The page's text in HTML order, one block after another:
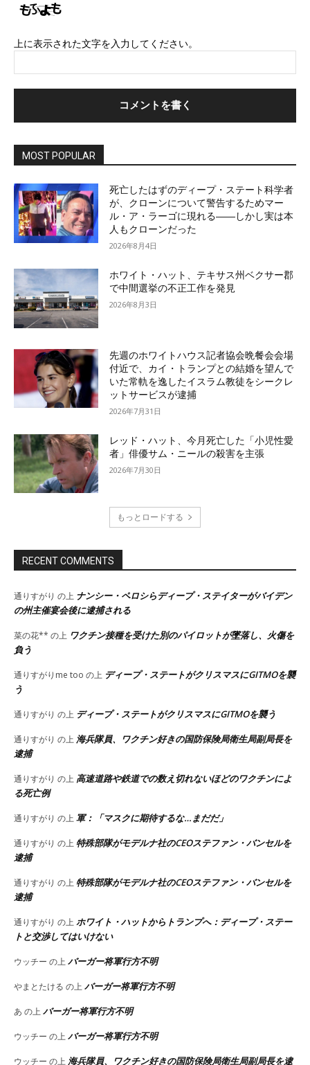
上に表示された文字を入力してください。
MOST POPULAR
死亡したはずのディープ・ステート科学者
が、クローンについて警告するためマー
ル・ア・ラーゴに現れる――しかし実は本
人もクローンだった
2026年8月4日
ホワイト・ハット、テキサス州ベクサー郡
で中間選挙の不正工作を発見
2026年8月3日
先週のホワイトハウス記者協会晩餐会会場
付近で、カイ・トランプとの結婚を望んで
いた常軌を逸したイスラム教徒をシークレ
ットサービスが逮捕
2026年7月31日
レッド・ハット、今月死亡した「小児性愛
者」俳優サム・ニールの殺害を主張
2026年7月30日
もっとロードする
RECENT COMMENTS
通りすがり の上 ナンシー・ペロシらディープ・ステイターがバイデン
の州主催宴会後に逮捕される
菜の花** の上 ワクチン接種を受けた別のパイロットが墜落し、火傷を
負う
通りすがりme too の上 ディープ・ステートがクリスマスにGITMOを襲
う
通りすがり の上 ディープ・ステートがクリスマスにGITMOを襲う
通りすがり の上 海兵隊員、ワクチン好きの国防保険局衛生局副局長を
逮捕
通りすがり の上 高速道路や鉄道での数え切れないほどのワクチンによ
る死亡例
通りすがり の上 軍：「マスクに期待するな…まだだ」
通りすがり の上 特殊部隊がモデルナ社のCEOステファン・バンセルを
逮捕
通りすがり の上 特殊部隊がモデルナ社のCEOステファン・バンセルを
逮捕
通りすがり の上 ホワイト・ハットからトランプへ：ディープ・ステー
トと交渉してはいけない
ウッチー の上 バーガー将軍行方不明
やまとたける の上 バーガー将軍行方不明
あ の上 バーガー将軍行方不明
ウッチー の上 バーガー将軍行方不明
ウッチー の上 海兵隊員、ワクチン好きの国防保険局衛生局副局長を逮